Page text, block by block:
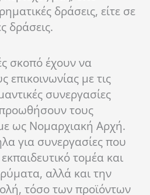
δράσεις, είτε σε
δράσεις.
σκοπό έχουν να
επικοινωνίας με τις
συνεργασίες
τους
ως Νομαρχιακή Αρχή.
για συνεργασίες που
τομέα και
αλλά και την
τόσο των προϊόντων